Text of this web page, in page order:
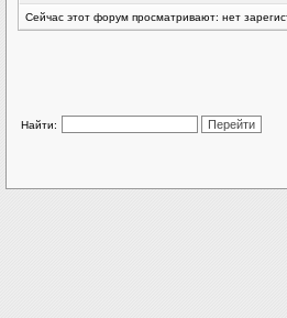
Сейчас этот форум просматривают: нет
Найти: